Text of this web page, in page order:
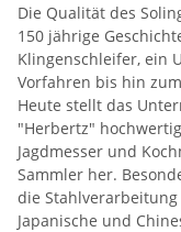
Die Qualität des
150 jährige
Klingenschleifer, ein
Vorfahren bis hin
Heute stellt das
"Herbertz"
Jagdmesser und
Sammler her.
die
Japanische und